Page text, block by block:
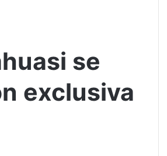
se
exclusiva